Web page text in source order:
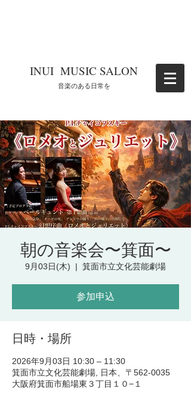
​INUI MUSIC SALON
​音楽のある日常を
朝の音楽会〜箕面〜
9月03日(木)
  |
箕面市立文化芸能劇場
参加申込
日時・場所
2026年9月03日 10:30 – 11:30
箕面市立文化芸能劇場, 日本、〒562-0035
大阪府箕面市船場東３丁目１０−１